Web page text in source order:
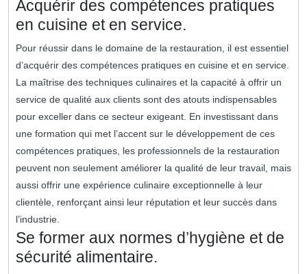
Acquérir des compétences pratiques
en cuisine et en service.
Pour réussir dans le domaine de la restauration, il est essentiel
d’acquérir des compétences pratiques en cuisine et en service.
La maîtrise des techniques culinaires et la capacité à offrir un
service de qualité aux clients sont des atouts indispensables
pour exceller dans ce secteur exigeant. En investissant dans
une formation qui met l’accent sur le développement de ces
compétences pratiques, les professionnels de la restauration
peuvent non seulement améliorer la qualité de leur travail, mais
aussi offrir une expérience culinaire exceptionnelle à leur
clientèle, renforçant ainsi leur réputation et leur succès dans
l’industrie.
Se former aux normes d’hygiène et de
sécurité alimentaire.